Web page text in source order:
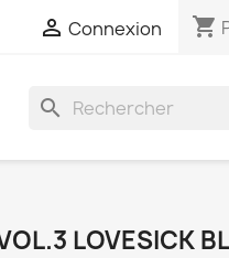
 Connexion shopping_cart
search
LOVESICK